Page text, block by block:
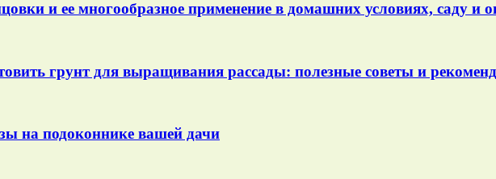
и ее многообразное применение в домашних условиях, саду и
грунт для выращивания рассады: полезные советы и
на подоконнике вашей дачи